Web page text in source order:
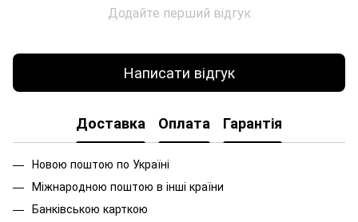
Додайте перший відгук
Написати відгук
Доставка Оплата Гарантія
Новою поштою по Україні
Міжнародною поштою в інші країни
Банківською карткою